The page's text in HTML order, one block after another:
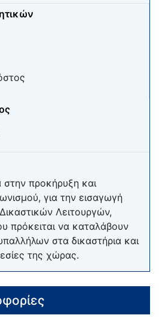
στην προκήρυξη και
για την εισαγωγή
Λειτουργών,
πρόκειται να καταλάβουν
στα δικαστήρια και
της χώρας.